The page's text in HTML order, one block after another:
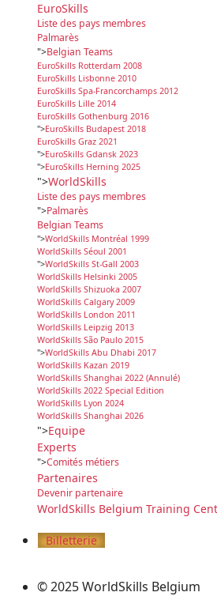
EuroSkills
Liste des pays membres
Palmarès
">Belgian Teams
EuroSkills Rotterdam 2008
EuroSkills Lisbonne 2010
EuroSkills Spa-Francorchamps 2012
EuroSkills Lille 2014
EuroSkills Gothenburg 2016
">EuroSkills Budapest 2018
EuroSkills Graz 2021
">EuroSkills Gdansk 2023
">EuroSkills Herning 2025
">WorldSkills
Liste des pays membres
">Palmarès
Belgian Teams
">WorldSkills Montréal 1999
WorldSkills Séoul 2001
">WorldSkills St-Gall 2003
WorldSkills Helsinki 2005
WorldSkills Shizuoka 2007
WorldSkills Calgary 2009
WorldSkills London 2011
WorldSkills Leipzig 2013
WorldSkills São Paulo 2015
">WorldSkills Abu Dhabi 2017
WorldSkills Kazan 2019
WorldSkills Shanghai 2022 (Annulé)
WorldSkills 2022 Special Edition
WorldSkills Lyon 2024
WorldSkills Shanghai 2026
">Equipe
Experts
">Comités métiers
Partenaires
Devenir partenaire
WorldSkills Belgium Training
">Billetterie
© 2025 WorldSkills Belgium